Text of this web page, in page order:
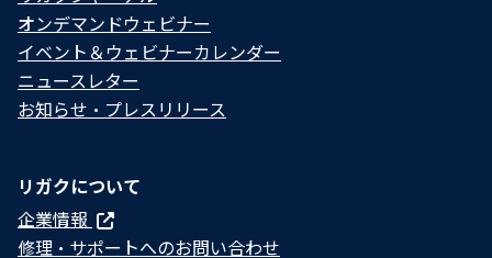
オンデマンドウェビナー
イベント＆ウェビナーカレンダー
ニュースレター
お知らせ・プレスリリース
リガクについて
企業情報
修理・サポートへのお問い合わせ